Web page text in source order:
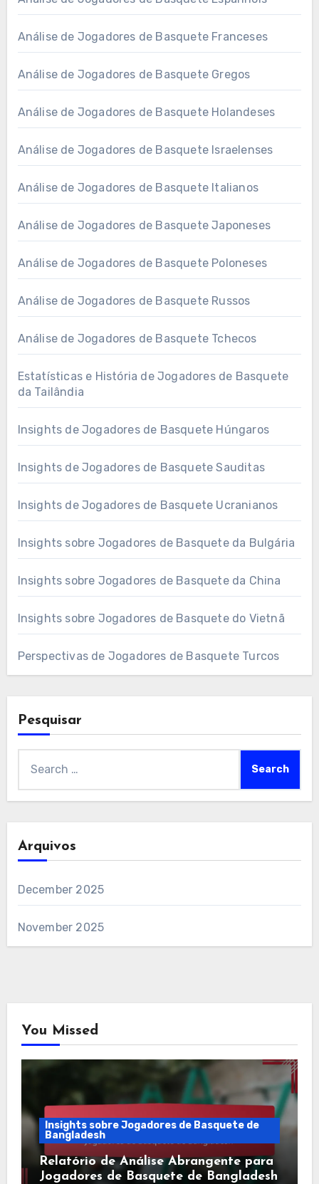
Análise de Jogadores de Basquete Franceses
Análise de Jogadores de Basquete Gregos
Análise de Jogadores de Basquete Holandeses
Análise de Jogadores de Basquete Israelenses
Análise de Jogadores de Basquete Italianos
Análise de Jogadores de Basquete Japoneses
Análise de Jogadores de Basquete Poloneses
Análise de Jogadores de Basquete Russos
Análise de Jogadores de Basquete Tchecos
Estatísticas e História de Jogadores de Basquete
da Tailândia
Insights de Jogadores de Basquete Húngaros
Insights de Jogadores de Basquete Sauditas
Insights de Jogadores de Basquete Ucranianos
Insights sobre Jogadores de Basquete da Bulgária
Insights sobre Jogadores de Basquete da China
Insights sobre Jogadores de Basquete do Vietnã
Perspectivas de Jogadores de Basquete Turcos
Pesquisar
for:
Arquivos
December 2025
November 2025
You Missed
Insights sobre Jogadores de Basquete de
Bangladesh
Relatório de Análise Abrangente para
Jogadores de Basquete de Bangladesh